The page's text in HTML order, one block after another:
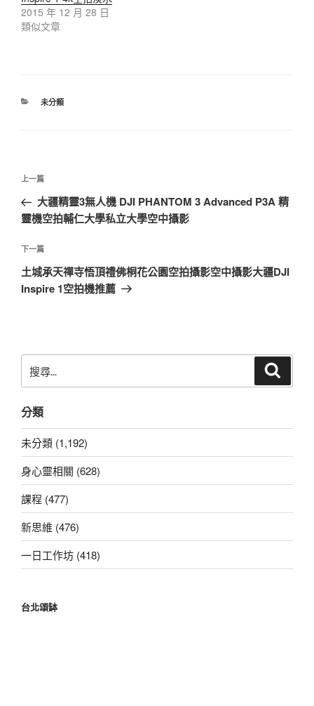
2015 年 12 月 28 日
類似文章
分
未分類
文
導
覽
上
一
篇
章
上一篇
大疆精靈3無人機 DJI PHANTOM 3 Advanced P3A 精
靈機空拍輔仁大學私立大學空中攝影
下
一
篇
下一篇
土城承天禪寺悟頂禮佛桐花公園空拍攝影空中攝影大疆DJI
Inspire 1空拍機推薦
尋
鍵
字:
分類
未分類 (1,192)
身心靈相關 (628)
課程 (477)
新思維 (476)
一日工作坊 (418)
台北頌缽